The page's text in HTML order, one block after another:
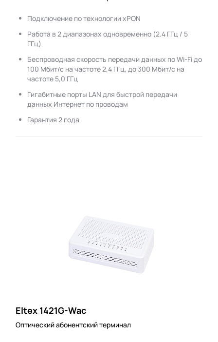
Подключение по технологии xPON
Работа в 2 диапазонах одновременно (2.4 ГГц / 5
ГГц)
Беспроводная скорость передачи данных по Wi-Fi до
100 Мбит/с на частоте 2,4 ГГц, до 300 Мбит/с на
частоте 5,0 ГГц
Гигабитные порты LAN для быстрой передачи
данных Интернет по проводам
Гарантия 2 года
Eltex 1421G-Wac
Оптический абонентский терминал